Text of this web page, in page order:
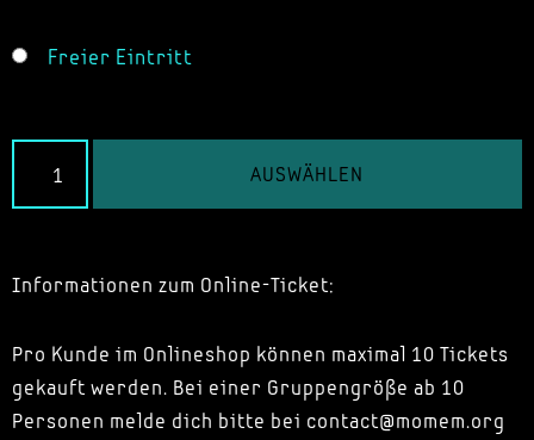
Freier Eintritt
AUSWÄHLEN
Informationen zum Online-Ticket:
Pro Kunde im Onlineshop können maximal 10 Tickets
gekauft werden. Bei einer Gruppengröße ab 10
Personen melde dich bitte bei contact@momem.org